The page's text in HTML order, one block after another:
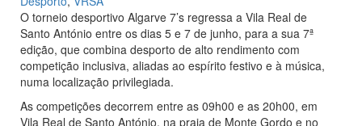
O torneio desportivo Algarve 7’s regressa a Vila Real de
Santo António entre os dias 5 e 7 de junho, para a sua 7ª
edição, que combina desporto de alto rendimento com
competição inclusiva, aliadas ao espírito festivo e à música,
numa localização privilegiada.
As competições decorrem entre as 09h00 e as 20h00, em
Vila Real de Santo António, na praia de Monte Gordo e no